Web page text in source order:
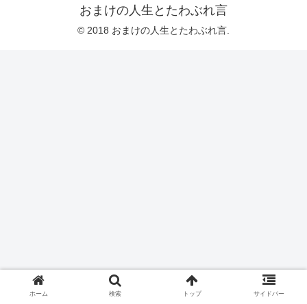
おまけの人生とたわぶれ言
© 2018 おまけの人生とたわぶれ言.
ホーム 検索 トップ サイドバー